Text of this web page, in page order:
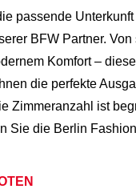
passende
BFW Partner.
Komfort –
die perfekte
Zimmeranzahl ist
Sie die Berlin